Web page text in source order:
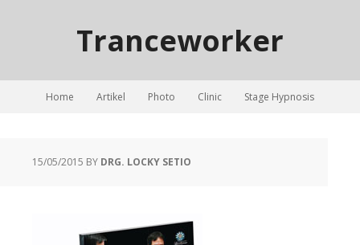
Tranceworker
Home Artikel Photo Clinic Stage Hypnosis
15/05/2015 BY DRG. LOCKY SETIO